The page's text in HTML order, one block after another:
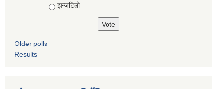
झन्जटिलो
Older polls
Results